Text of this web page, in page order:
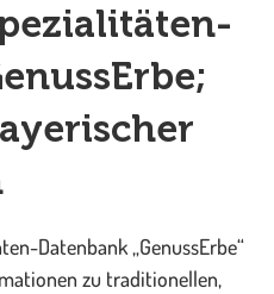
Datenbank „GenussErbe“
zu traditionellen,